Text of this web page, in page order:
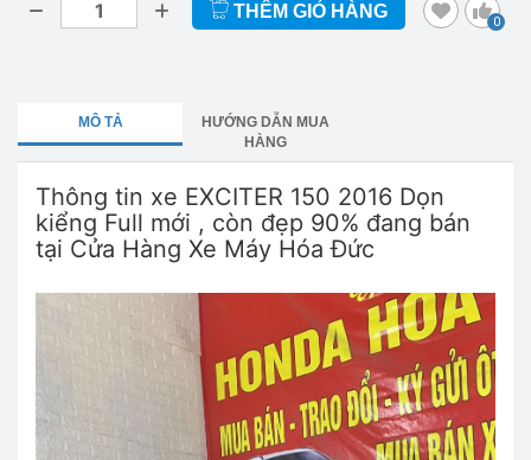
THÊM GIỎ HÀNG
0
MÔ TẢ
HƯỚNG DẪN MUA
HÀNG
Thông tin xe EXCITER 150 2016 Dọn
kiểng Full mới , còn đẹp 90% đang bán
tại Cửa Hàng Xe Máy Hóa Đức